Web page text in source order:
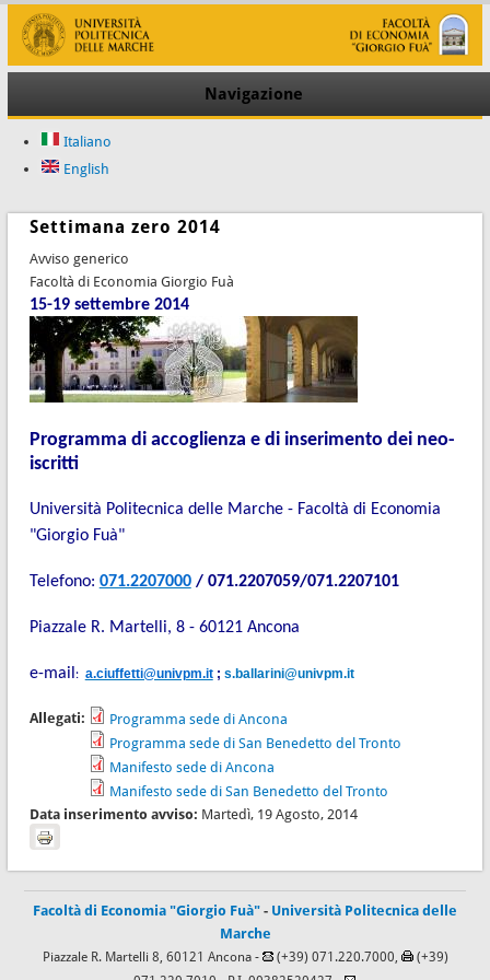
Navigazione
Italiano
English
Settimana zero 2014
Avviso generico
Facoltà di Economia Giorgio Fuà
15-19 settembre 2014
Programma di accoglienza e di inserimento dei neo-
iscritti
Università Politecnica delle Marche - Facoltà di Economia
"Giorgio Fuà"
Telefono: 071.2207000/ 071.2207059/071.2207101
Piazzale R. Martelli, 8 - 60121 Ancona
e-mail : a.ciuffetti@univpm.it; s.ballarini@univpm.it
Allegati:
Programma sede di Ancona
Programma sede di San Benedetto del Tronto
Manifesto sede di Ancona
Manifesto sede di San Benedetto del Tronto
Data inserimento avviso: Martedì, 19 Agosto, 2014
Facoltà di Economia "Giorgio Fuà" - Università Politecnica delle
Marche
Piazzale R. Martelli 8, 60121 Ancona - (+39) 071.220.7000,
(+39)